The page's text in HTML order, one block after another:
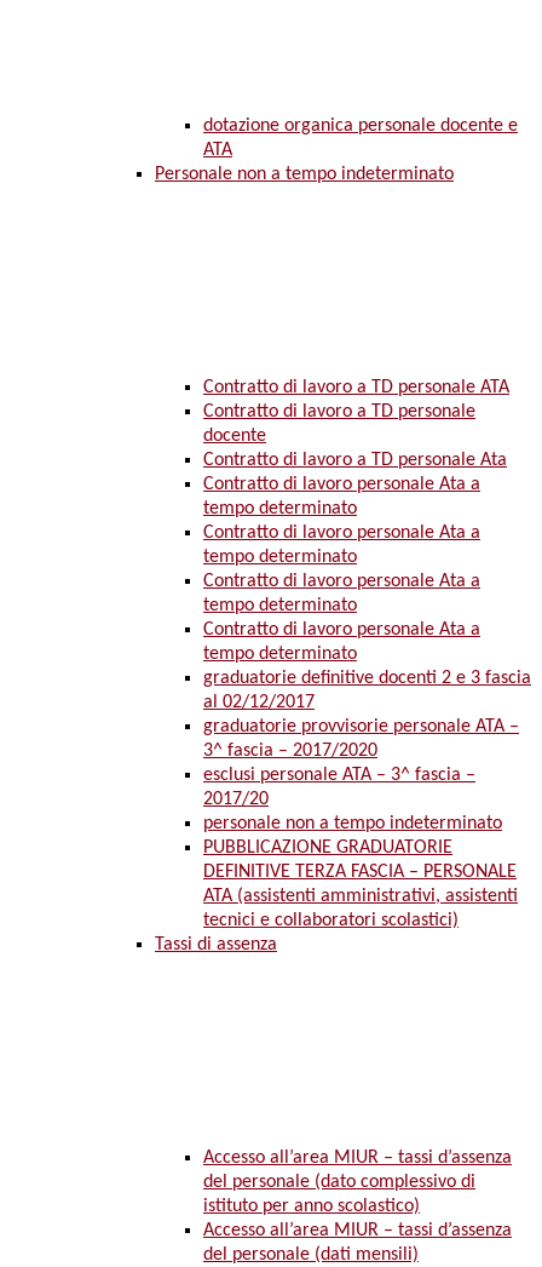
dotazione organica personale docente e
ATA
Personale non a tempo indeterminato
Contratto di lavoro a TD personale ATA
Contratto di lavoro a TD personale
docente
Contratto di lavoro a TD personale Ata
Contratto di lavoro personale Ata a
tempo determinato
Contratto di lavoro personale Ata a
tempo determinato
Contratto di lavoro personale Ata a
tempo determinato
Contratto di lavoro personale Ata a
tempo determinato
graduatorie definitive docenti 2 e 3 fascia
al 02/12/2017
graduatorie provvisorie personale ATA –
3^ fascia – 2017/2020
esclusi personale ATA – 3^ fascia –
2017/20
personale non a tempo indeterminato
PUBBLICAZIONE GRADUATORIE
DEFINITIVE TERZA FASCIA – PERSONALE
ATA (assistenti amministrativi, assistenti
tecnici e collaboratori scolastici)
Tassi di assenza
Accesso all’area MIUR – tassi d’assenza
del personale (dato complessivo di
istituto per anno scolastico)
Accesso all’area MIUR – tassi d’assenza
del personale (dati mensili)